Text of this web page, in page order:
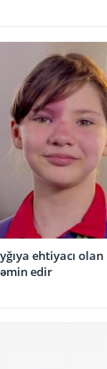
ehtiyacı olan
edir